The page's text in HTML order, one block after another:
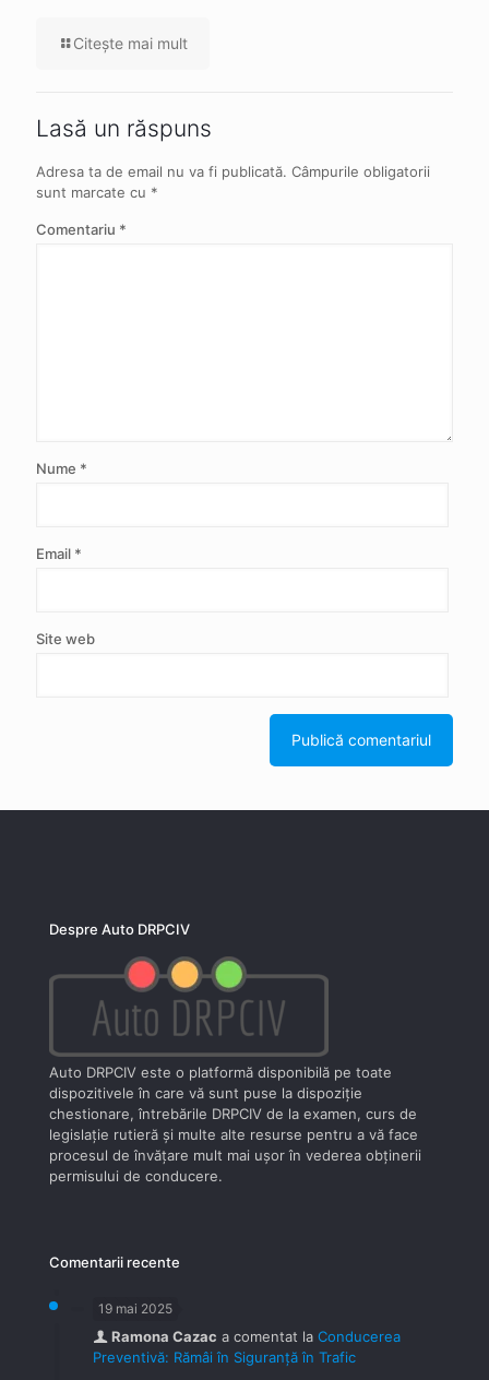
Citeşte mai mult
Lasă un răspuns
Adresa ta de email nu va fi publicată. Câmpurile obligatorii
sunt marcate cu *
Comentariu *
Nume *
Email *
Site web
Despre Auto DRPCIV
Auto DRPCIV este o platformă disponibilă pe toate
dispozitivele în care vă sunt puse la dispoziţie
chestionare, întrebările DRPCIV de la examen, curs de
legislaţie rutieră şi multe alte resurse pentru a vă face
procesul de învăţare mult mai uşor în vederea obţinerii
permisului de conducere.
Comentarii recente
19 mai 2025
Ramona Cazac a comentat la Conducerea
Preventivă: Rămâi în Siguranță în Trafic